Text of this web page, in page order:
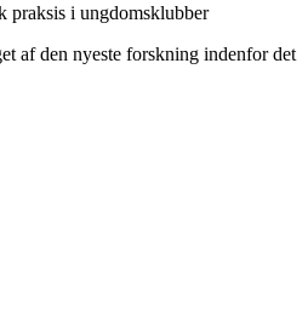
i ungdomsklubber
af den nyeste forskning indenfor det